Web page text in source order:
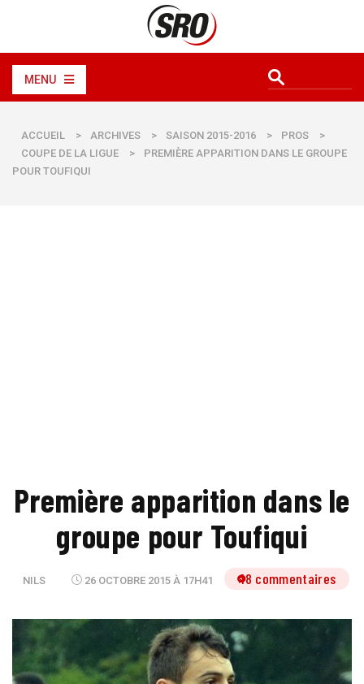
MENU
ACCUEIL > ARCHIVES > SAISON 2015-2016 > PROS
>
COUPE DE LA LIGUE
>
PREMIÈRE APPARITION DANS LE GROUPE
POUR TOUFIQUI
Première apparition dans le
groupe pour Toufiqui
NILS 26 OCTOBRE 2015 À 17H41 18 commentaires